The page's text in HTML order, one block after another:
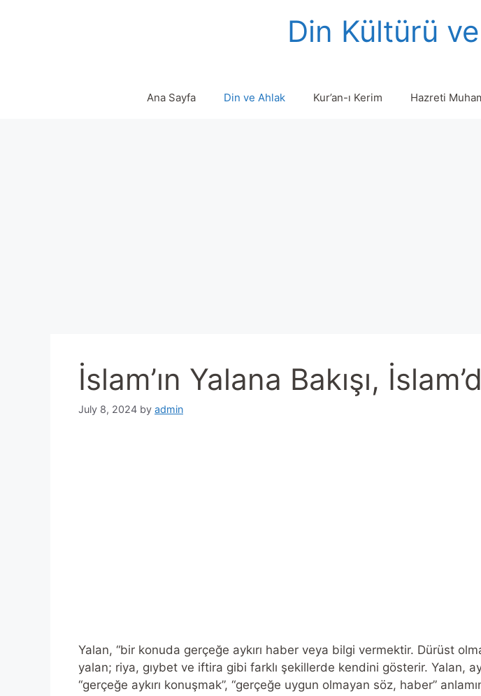
Din Kültürü
Ana Sayfa Din ve Ahlak Kur’an-ı Kerim Hazreti
İslam’ın Yalana Bakışı,
July 8, 2024 by admin
Yalan, “bir konuda gerçeğe aykırı haber veya bilgi vermektir. Dürüst
yalan; riya, gıybet ve iftira gibi farklı şekillerde kendini gösterir. Yalan,
“gerçeğe aykırı konuşmak”, “gerçeğe uygun olmayan söz, haber”